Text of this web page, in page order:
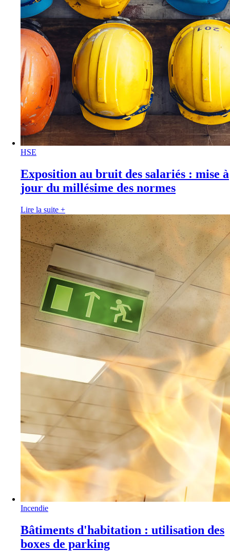
HSE
Exposition au bruit des salariés : mise à
jour du millésime des normes
Lire la suite +
Incendie
Bâtiments d'habitation : utilisation des
boxes de parking